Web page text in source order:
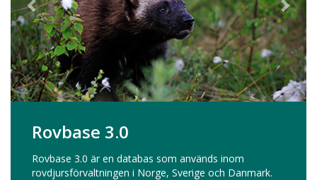
Rovbase 3.0
Rovbase 3.0 är en databas som används inom
rovdjursförvaltningen i Norge, Sverige och Danmark.